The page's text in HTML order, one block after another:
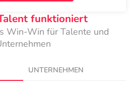
funktioniert
Win-Win für Talente und
UNTERNEHMEN